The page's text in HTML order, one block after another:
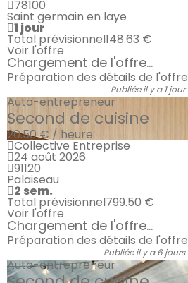
78100
Saint germain en laye
1 jour
Total prévisionnel148.63 €
Voir l'offre
Chargement de l'offre...
Préparation des détails de l'offre
Publiée il y a 1 jour
Auto-entrepreneur
Second de cuisine
20.50 € / heure
Collective Entreprise
24 août 2026
91120
Palaiseau
2 sem.
Total prévisionnel799.50 €
Voir l'offre
Chargement de l'offre...
Préparation des détails de l'offre
Publiée il y a 6 jours
Auto-entrepreneur